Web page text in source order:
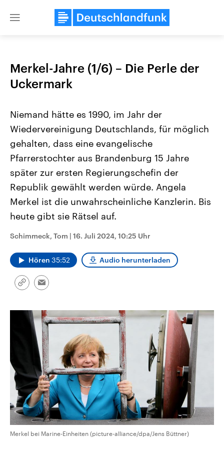
Close
Themen
Landtagswahl Sachsen-Anhalt
2026
Alle Informationen
Sachsen-Anhalt wählt am 6.
September 2026 einen neuen
Landtag. Seit 2021 wird das
Bundesland von einer Koalition aus
Umfragen, Prognosen,
und Hintergründe zu den Parteien
und Kandidaten der anstehenden
USA
Aktuelle Beiträge,
Hintergründe
Wirtschaftlich und
gehören die Vereinigten
Sendungen Programm Podcasts
Audio-Archiv
Merkel-Jahre (1/6) – Die Perle der
Uckermark
Niemand hätte es 1990, im Jahr der
Wiedervereinigung Deutschlands, für möglich
gehalten, dass eine evangelische
Pfarrerstochter aus Brandenburg 15 Jahre
später zur ersten Regierungschefin der
Republik gewählt werden würde. Angela
Merkel ist die unwahrscheinliche Kanzlerin. Bis
heute gibt sie Rätsel auf.
Schimmeck, Tom | 16. Juli 2024, 10:25 Uhr
Hören 35:52 Audio herunterladen
Link
Email
Merkel bei Marine-Einheiten (picture-alliance/dpa/Jens Büttner)